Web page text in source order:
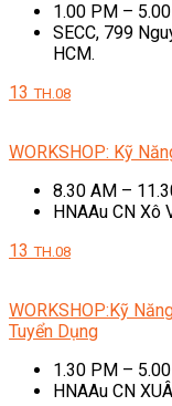
1.00 PM –
SECC, 799
HCM.
13 TH.08
WORKSHOP: Kỹ
8.30 AM –
HNAAu CN Xô
13 TH.08
WORKSHOP:Kỹ
Tuyển Dụng
1.30 PM –
HNAAu CN